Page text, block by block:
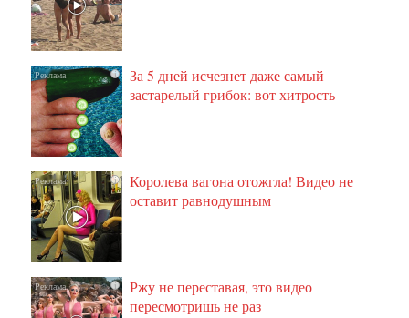
i
За 5 дней исчезнет даже самый
застарелый грибок: вот хитрость
i
Королева вагона отожгла! Видео не
оставит равнодушным
i
Ржу не переставая, это видео
пересмотришь не раз